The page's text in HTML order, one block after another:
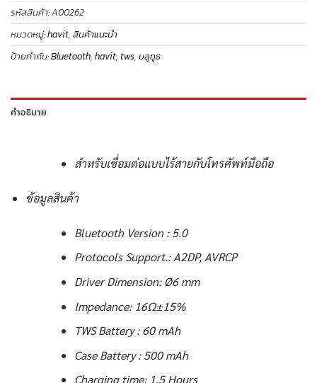
รหัสสินค้า:A00262
หมวดหมู่:havit, สินค้าแนะนำ
ป้ายกำกับ:Bluetooth, havit, tws, บลูทูธ
คำอธิบาย
สำหรับเชื่อมต่อแบบไร้สายกับโทรศัพท์มือถือ
ข้อมูลสินค้า
Bluetooth Version : 5.0
Protocols Support.: A2DP, AVRCP
Driver Dimension: Ø6 mm
Impedance: 16Ω±15%
TWS Battery : 60 mAh
Case Battery : 500 mAh
Charging time: 1.5 Hours